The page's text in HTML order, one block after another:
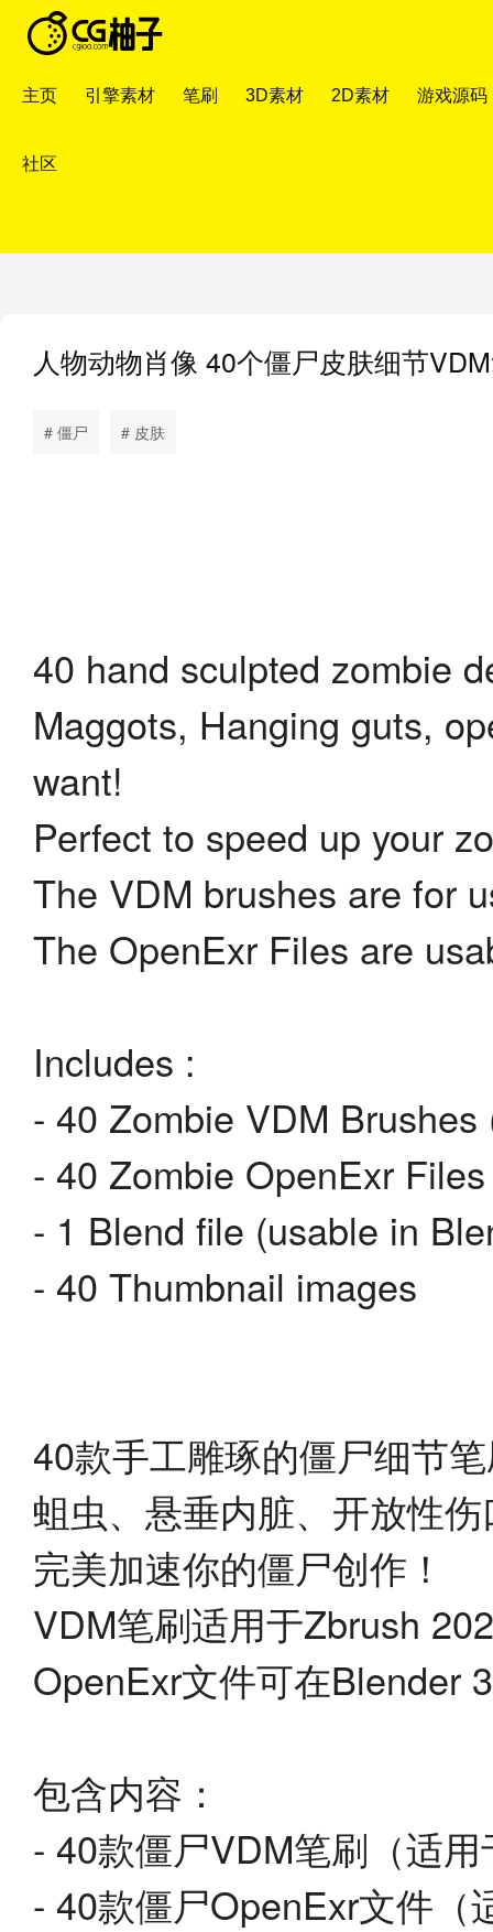
主页 引擎素材 笔刷 3D素材 2D素材 游戏源码
社区
人物动物肖像 40个僵尸皮肤细节
# 僵尸 # 皮肤
40 hand sculpted zombie
Maggots, Hanging guts,
want!
Perfect to speed up your
The VDM brushes are for
The OpenExr Files are
Includes :
- 40 Zombie VDM
- 40 Zombie OpenExr
- 1 Blend file (usable in
- 40 Thumbnail images
40款手工雕琢的僵尸细节
蛆虫、悬垂内脏、开放性
完美加速你的僵尸创作！
VDM笔刷适用于Zbrush
OpenExr文件可在Blender
包含内容：
- 40款僵尸VDM笔刷（适
- 40款僵尸OpenExr文件（